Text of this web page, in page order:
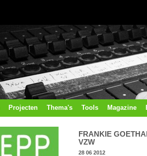
Projecten Thema's Tools Magazine
FRANKIE
VZW
28 06 2012